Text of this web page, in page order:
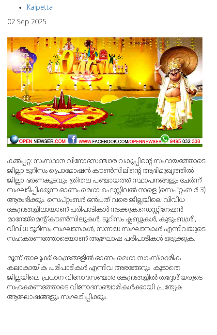
Kalpetta
02 Sep 2025
കല്‍പ്പറ്റ: സംസ്ഥാന വിനോദസഞ്ചാര വകുപ്പിന്റെ സഹായത്തോടെ
ജില്ലാ ടൂറിസം പ്രൊമോഷന്‍ കൗണ്‍സിലിന്റെ ആഭിമുഖ്യത്തില്‍
ജില്ലാ ഭരണകൂടവും ത്രിതല പഞ്ചായത്ത് സ്ഥാപനങ്ങളും ചേര്‍ന്ന്
സംഘടിപ്പിക്കുന്ന ഓണം മെഗാ ഫെസ്റ്റിവല്‍ നാളെ (സെപ്റ്റംബര്‍ 3)
ആരംഭിക്കും. സെപ്റ്റംബര്‍ ഒന്‍പത് വരെ ജില്ലയിലെ വിവിധ
കേന്ദ്രങ്ങളിലായാണ് പരിപാടികള്‍ നടക്കുക.ഡെസ്റ്റിനേഷന്‍
മാനേജ്‌മെന്റ് കൗണ്‍സിലുകള്‍, ടൂറിസം ക്ലബ്ബുകള്‍, കുടുംബശ്രീ,
വിവിധ ടൂറിസം സംഘടനകള്‍, സന്നദ്ധ സംഘടനകള്‍ എന്നിവയുടെ
സഹകരണത്തോടെയാണ് ആഘോഷ പരിപാടികള്‍ ഒരുക്കുക.
മൂന്ന് താലൂക്ക് കേന്ദ്രങ്ങളില്‍ ഓണം മെഗാ സാംസ്‌കാരിക
കലാകായിക പരിപാടികള്‍ എന്നിവ അരങ്ങേറും. കൂടാതെ
ജില്ലയിലെ പ്രധാന വിനോദസഞ്ചാര കേന്ദ്രങ്ങളില്‍ തദ്ദേശീയരുടെ
സഹകരണത്തോടെ വിനോദസഞ്ചാരികള്‍ക്കായി പ്രത്യേക
ആഘോഷങ്ങളും സംഘടിപ്പിക്കും.